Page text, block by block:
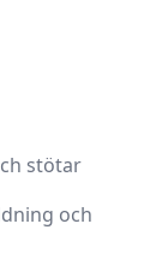
stötar
och